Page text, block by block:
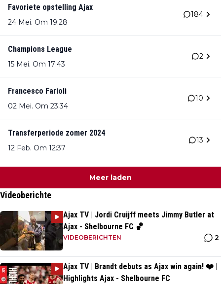
Favoriete opstelling Ajax
24 Mei. Om 19:28
184
Champions League
15 Mei. Om 17:43
2
Francesco Farioli
02 Mei. Om 23:34
10
Transferperiode zomer 2024
12 Feb. Om 12:37
13
Meer laden
Videoberichte
Ajax TV | Jordi Cruijff meets Jimmy Butler at
Ajax - Shelbourne FC 🏀
VIDEOBERICHTEN 2
Ajax TV | Brandt debuts as Ajax win again! ❤️ |
Highlights Ajax - Shelbourne FC